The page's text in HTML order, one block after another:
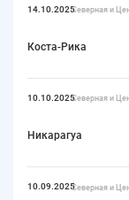
14.10.2025Северная и
Коста-Рика
10.10.2025Северная и
Никарагуа
10.09.2025Северная и